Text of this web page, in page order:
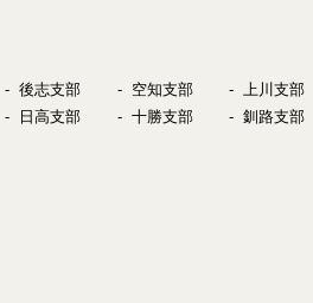
後志支部 空知支部 上川支部
日高支部 十勝支部 釧路支部